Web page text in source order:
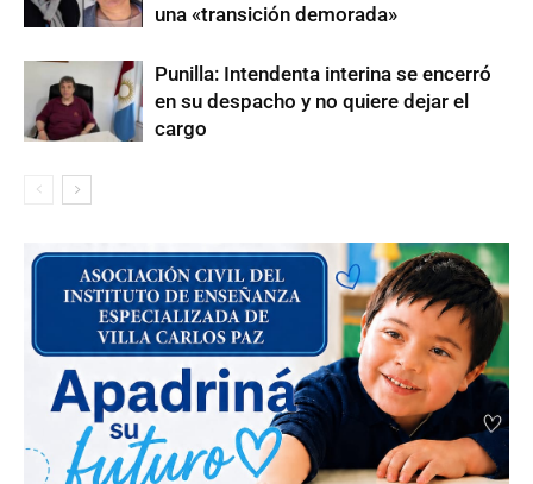
una «transición demorada»
Punilla: Intendenta interina se encerró
en su despacho y no quiere dejar el
cargo